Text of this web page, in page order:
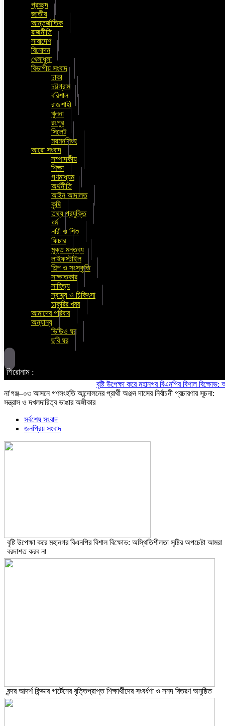
প্রচ্ছদ
জাতীয়
আন্তর্জাতিক
রাজনীতি
সারাদেশ
বিনোদন
খেলাধুলা
বিভাগীয় সংবাদ
ঢাকা
চট্টগ্রাম
বরিশাল
রাজশাহী
খুলনা
রংপুর
সিলেট
ময়মনসিংহ
আরো সংবাদ
সম্পাদকীয়
শিক্ষা
গণমাধ্যম
অর্থনীতি
আইন আদালত
কৃষি
তথ্য প্রযুক্তি
ধর্ম
নারী ও শিশু
ফিচার
মুক্ত মন্তব্য
লাইফস্টাইল
শিল্প ও সংস্কৃতি
সাক্ষাতকার
সাহিত্য
স্বাস্থ্য ও চিকিৎসা
চাকুরির খবর
আমাদের পরিবার
অন্যান্য
ভিডিও ঘর
ছবি ঘর
শিরোনাম :
বৃষ্টি উপেক্ষা করে মহানগর বিএনপির বিশাল বিক্ষোভ:
না'গঞ্জ–০৩ আসনে গণসংহতি আন্দোলনের প্রার্থী অঞ্জন দাসের নির্বাচনী প্রচারণার সূচনা:
সন্ত্রাস ও দখলদারিত্ব ভাঙার অঙ্গীকার
সর্বশেষ সংবাদ
জনপ্রিয় সংবাদ
বৃষ্টি উপেক্ষা করে মহানগর বিএনপির বিশাল বিক্ষোভ: অস্থিতিশীলতা সৃষ্টির অপচেষ্টা আমরা
বরদাশত করব না
বন্দর আদর্শ কিন্ডার গার্টেনের বৃত্তিপ্রাপ্ত শিক্ষার্থীদের সংবর্ধণা ও সনদ বিতরণ অনুষ্ঠিত